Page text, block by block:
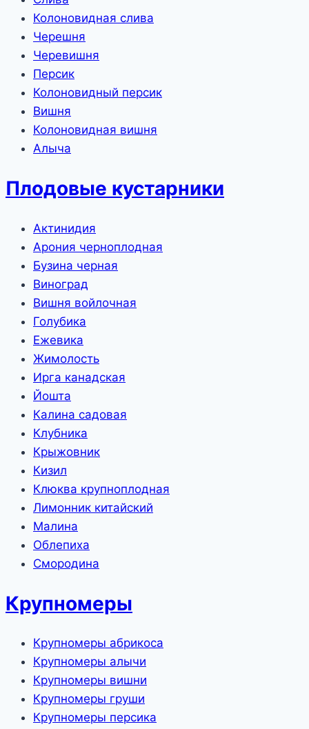
Колоновидная слива
Черешня
Черевишня
Персик
Колоновидный персик
Вишня
Колоновидная вишня
Алыча
Плодовые кустарники
Актинидия
Арония черноплодная
Бузина черная
Виноград
Вишня войлочная
Голубика
Ежевика
Жимолость
Ирга канадская
Йошта
Калина садовая
Клубника
Крыжовник
Кизил
Клюква крупноплодная
Лимонник китайский
Малина
Облепиха
Смородина
Крупномеры
Крупномеры абрикоса
Крупномеры алычи
Крупномеры вишни
Крупномеры груши
Крупномеры персика